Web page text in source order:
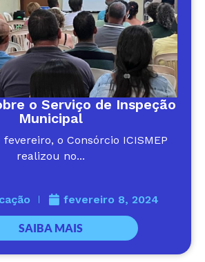
o Serviço de Inspeção
Municipal
o Consórcio ICISMEP
realizou no...
fevereiro 8, 2024
SAIBA MAIS